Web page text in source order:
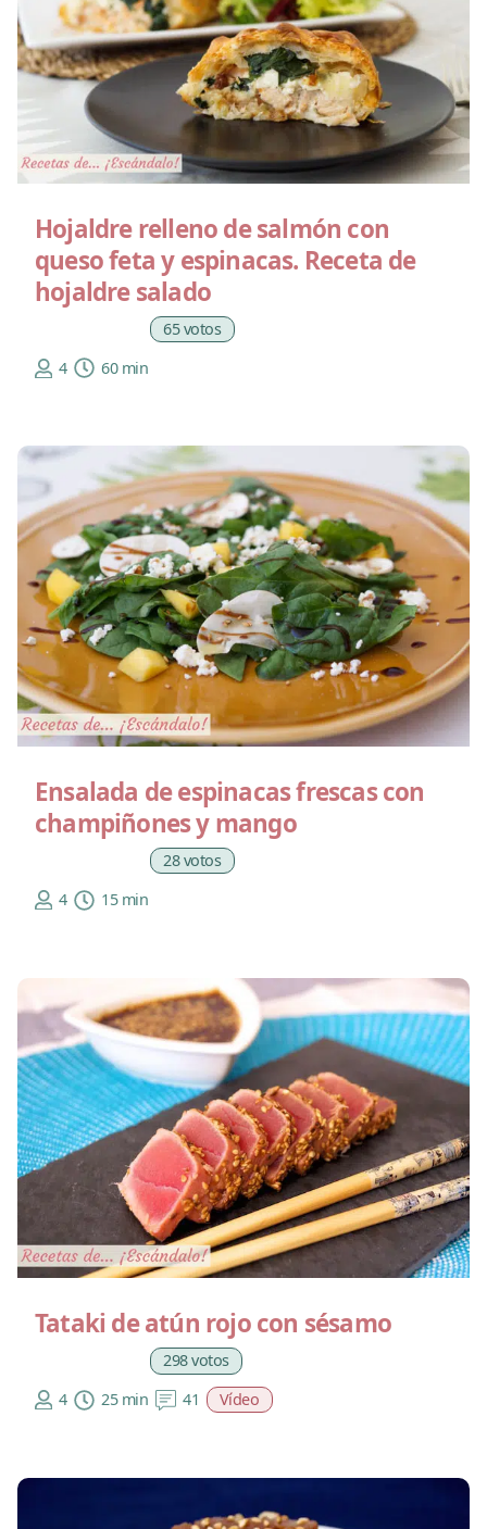
Hojaldre relleno de salmón con
queso feta y espinacas. Receta de
hojaldre salado
65 votos
4
60 min
Ensalada de espinacas frescas con
champiñones y mango
28 votos
4
15 min
Tataki de atún rojo con sésamo
298 votos
4
25 min 41 Vídeo